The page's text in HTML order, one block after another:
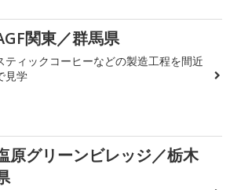
関東／群馬県
ティックコーヒーなどの製造工程を間近
見学
原グリーンビレッジ／栃木